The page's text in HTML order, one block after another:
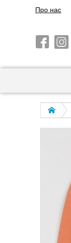
Про нас